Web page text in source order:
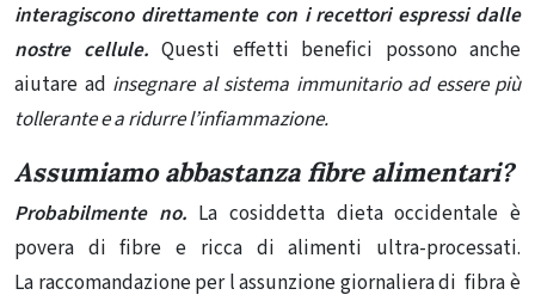
interagiscono direttamente con i recettori espressi dalle
nostre cellule. Questi effetti benefici possono anche
aiutare ad insegnare al sistema immunitario ad essere più
tollerante e a ridurre l’infiammazione.
Assumiamo abbastanza fibre alimentari?
Probabilmente no. La cosiddetta dieta occidentale è
povera di fibre e ricca di alimenti ultra-processati.
La raccomandazione per l assunzione giornaliera di fibraè